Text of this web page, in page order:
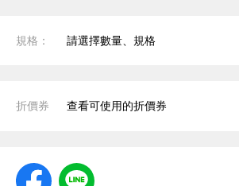
規格： 請選擇數量、規格
折價券 查看可使用的折價券